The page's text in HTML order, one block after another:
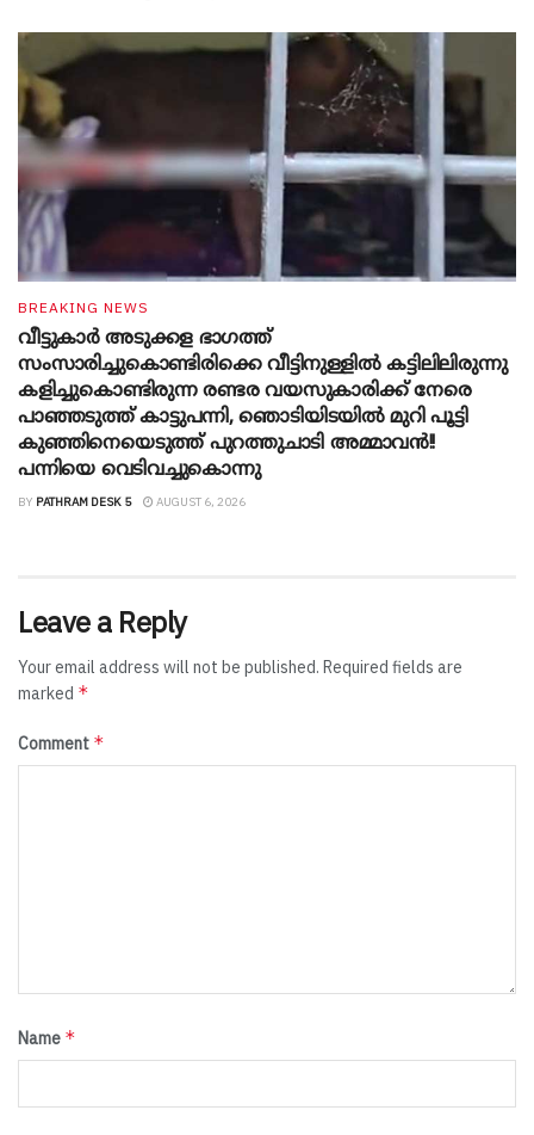
BREAKING NEWS
വീട്ടുകാർ അ‌ടുക്കള ഭാ​ഗത്ത്
സംസാരിച്ചുകൊണ്ടിരിക്കെ വീട്ടിനുള്ളിൽ കട്ടിലിലിരുന്നു
കളിച്ചുകൊണ്ടിരുന്ന രണ്ടര വയസുകാരിക്ക് നേരെ
പാഞ്ഞടുത്ത് കാട്ടുപന്നി, ‍ഞൊടിയി‌ടയിൽ മുറി പൂട്ടി
കുഞ്ഞിനെയെടുത്ത് പുറത്തുചാടി അമ്മാവൻ!!
പന്നിയെ വെടിവച്ചുകൊന്നു
BY PATHRAM DESK 5 AUGUST 6, 2026
Leave a Reply
Your email address will not be published. Required fields are
marked *
Comment *
Name *